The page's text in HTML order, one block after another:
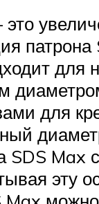
патрона
для
для
SDS Max
эту